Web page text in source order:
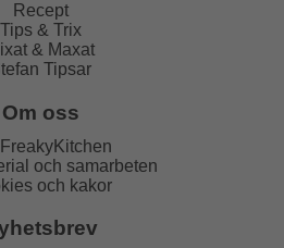
Recept
Tips & Trix
& Maxat
Tipsar
Om oss
och samarbeten
och kakor